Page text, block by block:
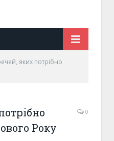
яких потрібно
Року
0